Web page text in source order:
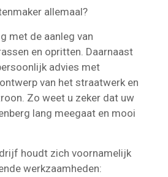
allemaal?
met de aanleg van
en opritten. Daarnaast
advies met
van het straatwerk en
Zo weet u zeker dat uw
lang meegaat en mooi
houdt zich voornamelijk
werkzaamheden: